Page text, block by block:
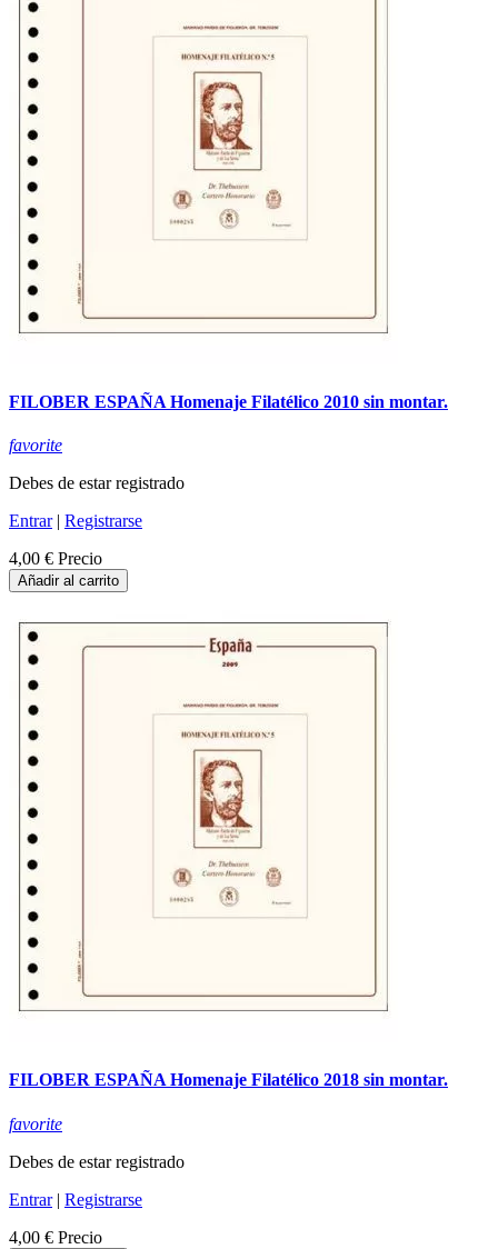
FILOBER ESPAÑA Homenaje Filatélico 2010 sin montar.
favorite
Debes de estar registrado
Entrar| Registrarse
4,00 € Precio
Añadir al carrito
FILOBER ESPAÑA Homenaje Filatélico 2018 sin montar.
favorite
Debes de estar registrado
Entrar| Registrarse
4,00 € Precio